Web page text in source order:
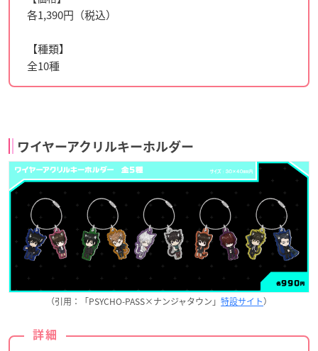
各1,390円（税込）
【種類】
全10種
ワイヤーアクリルキーホルダー
（引用：「PSYCHO-PASS×ナンジャタウン」 特設サイト）
詳細